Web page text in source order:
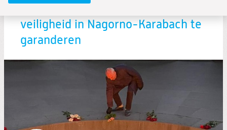
naar
hoofdmenu
Zoeken
veiligheid in Nagorno-Karabach te
garanderen